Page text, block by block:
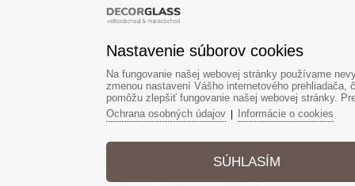
Milhosť 123, 044 58 Milhosť
© Všetky práva vyhradené - www.decorglass.sk
Nastavenie súborov cookies
Na fungovanie našej webovej stránky používame
zmenou nastavení Vášho internetového
pomôžu zlepšiť fungovanie našej webovej stránky.
Ochrana osobných údajov
Informácie o cookies
SÚHLASÍM